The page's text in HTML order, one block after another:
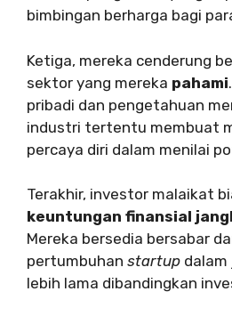
bimbingan berharga bagi
Ketiga, mereka cenderung
sektor yang mereka pahami
pribadi dan pengetahuan
industri tertentu membuat
percaya diri dalam menilai
Terakhir, investor malaikat
keuntungan finansial
Mereka bersedia bersabar
pertumbuhan startup
lebih lama dibandingkan